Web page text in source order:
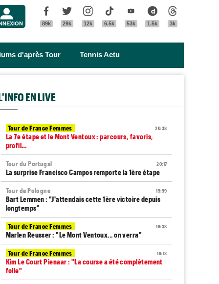
Facebook
89k
Twitter
29k
Instagram
12k
Tik Tok
6.5k
Youtube
53k
Dailymotion
1.5k 3k
d'après Tour Tennis Actu
EN LIVE
20:38
Tour de France Femmes
La 7e étape et le Mont Ventoux : parcours, favoris,
profil…
20:17
Tour du Portugal
La surprise Francisco Campos remporte la 1ère étape
19:59
Tour de Pologne
Bart Lemmen : "J'attendais cette 1ère victoire depuis
longtemps"
19:38
Tour de France Femmes
Marlen Reusser : "Le Mont Ventoux... on verra"
19:13
Tour de France Femmes
Kim Le Court Pienaar : "La course a été complètement
folle"